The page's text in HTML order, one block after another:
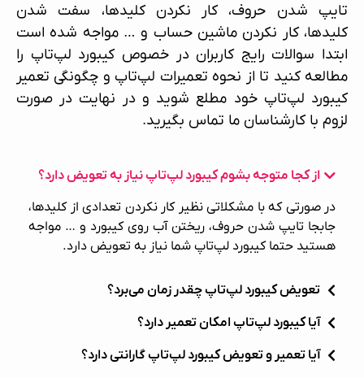
تایپ شدن حروف، کار نکردن کلیدها، سفت شدن
کلیدها، کار نکردن ماشین حساب و … مواجه شده است
ابتدا سوالات رایج کاربران در خصوص کیبورد لپ‌تاپ را
مطالعه کنید تا از نحوه تعمیرات لپ‌تاپ و چگونگی تعمیر
کیبورد لپ‌تاپ خود مطلع شوید و در نهایت در صورت
لزوم با کارشناسان ما تماس بگیرید.
از کجا متوجه بشوم کیبورد لپ‌تاپ نیاز به تعویض دارد؟
در صورتی که با مشکلاتی نظیر کار نکردن تعدادی از کلیدها،
جابجا تایپ شدن حروف، ریختن آب روی کیبورد و … مواجه
هستید حتما کیبورد لپ‌تاپ شما نیاز به تعویض دارد.
تعویض کیبورد لپ‌تاپ چقدر زمان می‌برد؟
آیا کیبورد لپ‌تاپ امکان تعمیر دارد؟
آیا تعمیر و تعویض کیبورد لپ‌تاپ گارانتی دارد؟